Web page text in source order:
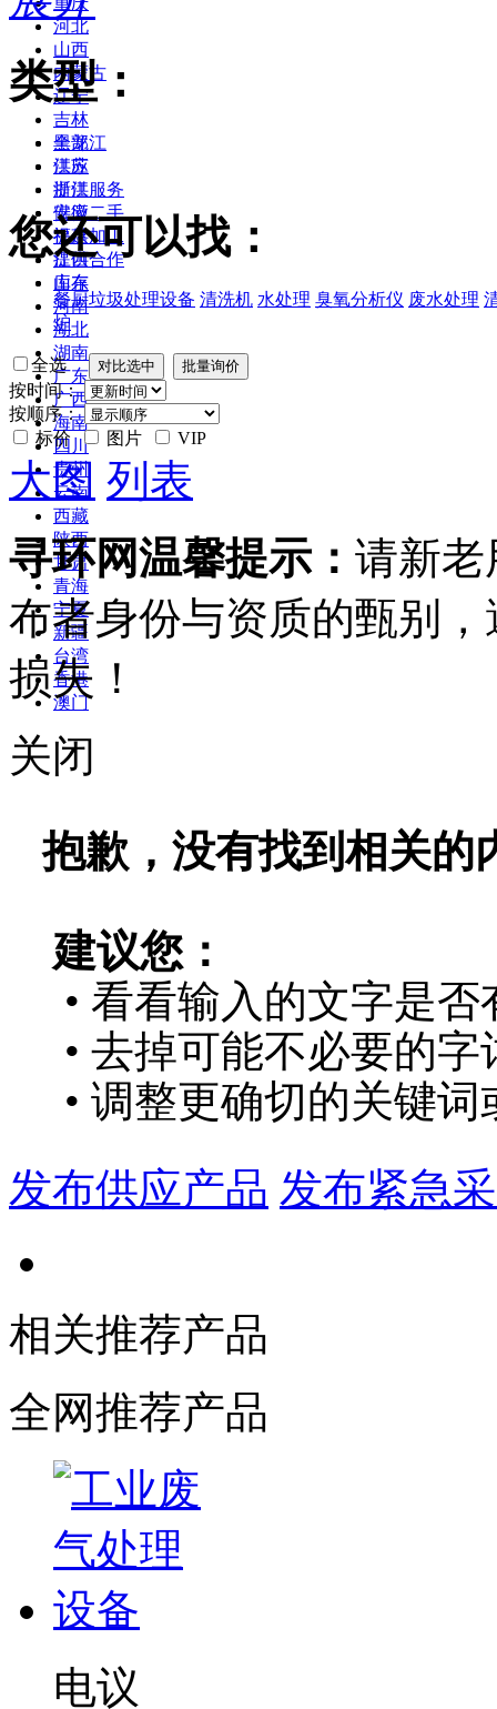
河北
山西
内蒙古
辽宁
吉林
黑龙江
江苏
浙江
安徽
福建
江西
山东
河南
湖北
湖南
广东
广西
海南
四川
贵州
云南
西藏
陕西
甘肃
青海
宁夏
新疆
台湾
香港
澳门
类型：
全部
供应
提供服务
供应二手
提供加工
提供合作
库存
您还可以找：
餐厨垃圾处理设备 清洗机 水处理 臭氧分析仪 废水处理
炉
全选
按时间：
按顺序：
标价
图片 VIP
大图 列表
寻环网温馨提示： 请新老
布者身份与资质的甄别
损失！
关闭
抱歉，没有找到相关的
建议您：
• 看看输入的文字是否
• 去掉可能不必要的字
• 调整更确切的关键
发布供应产品 发布紧急
相关推荐产品
全网推荐产品
电议